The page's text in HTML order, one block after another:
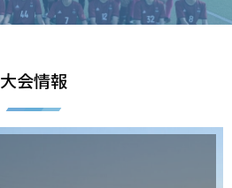
大会情報